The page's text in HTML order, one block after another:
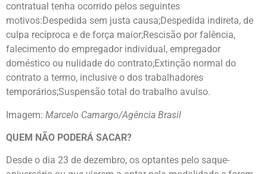
contratual tenha ocorrido pelos seguintes
motivos:Despedida sem justa causa;Despedida indireta, de
culpa recíproca e de força maior;Rescisão por falência,
falecimento do empregador individual, empregador
doméstico ou nulidade do contrato;Extinção normal do
contrato a termo, inclusive o dos trabalhadores
temporários;Suspensão total do trabalho avulso.
Imagem: Marcelo Camargo/Agência Brasil
QUEM NÃO PODERÁ SACAR?
Desde o dia 23 de dezembro, os optantes pelo saque-